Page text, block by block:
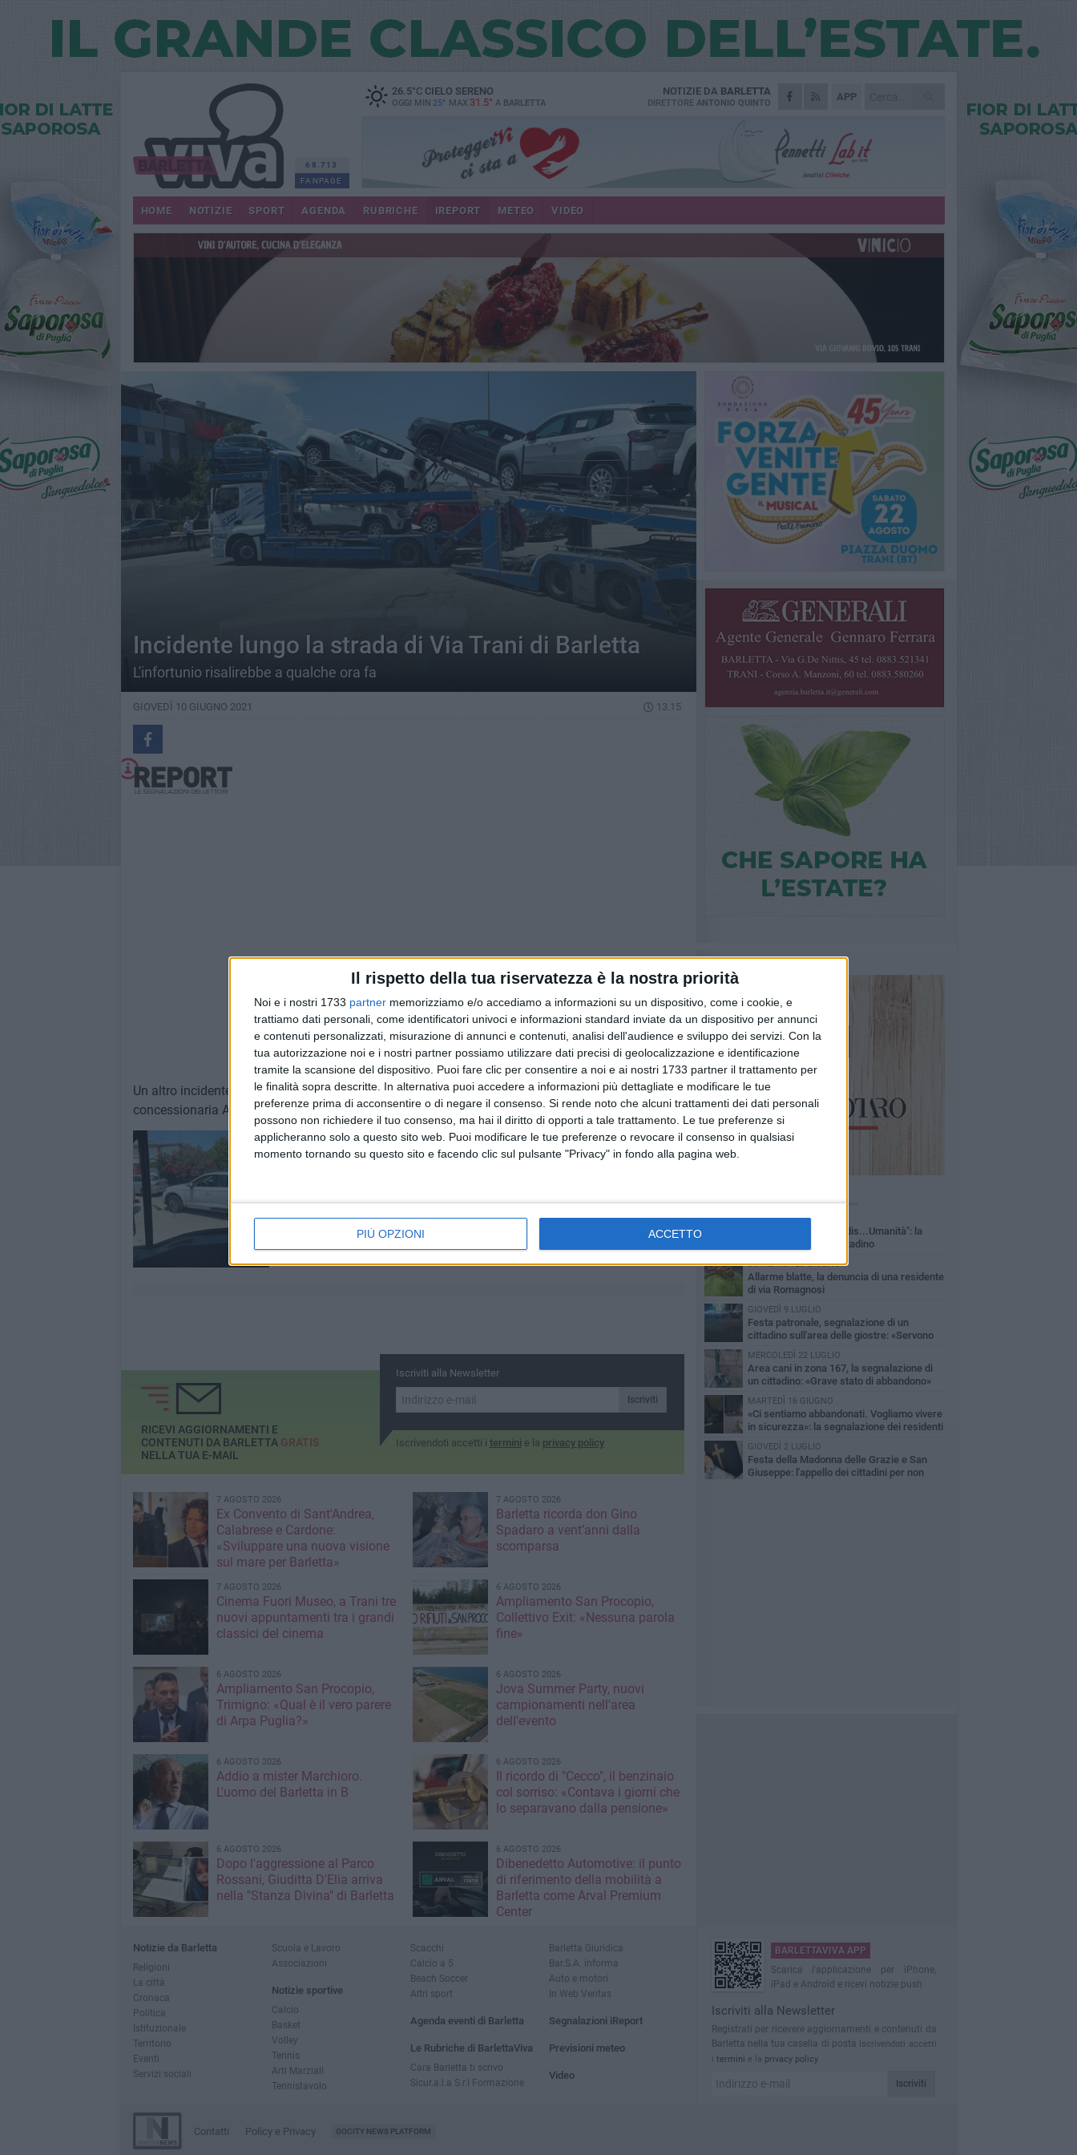
Il rispetto della tua riservatezza è la nostra priorità
Noi e i nostri 1733 partner memorizziamo e/o accediamo a informazioni su un dispositivo, come i cookie, e
trattiamo dati personali, come identificatori univoci e informazioni standard inviate da un dispositivo per annunci
e contenuti personalizzati, misurazione di annunci e contenuti, analisi dell'audience e sviluppo dei servizi. Con la
tua autorizzazione noi e i nostri partner possiamo utilizzare dati precisi di geolocalizzazione e identificazione
tramite la scansione del dispositivo. Puoi fare clic per consentire a noi e ai nostri 1733 partner il trattamento per
le finalità sopra descritte. In alternativa puoi accedere a informazioni più dettagliate e modificare le tue
preferenze prima di acconsentire o di negare il consenso. Si rende noto che alcuni trattamenti dei dati personali
possono non richiedere il tuo consenso, ma hai il diritto di opporti a tale trattamento. Le tue preferenze si
applicheranno solo a questo sito web. Puoi modificare le tue preferenze o revocare il consenso in qualsiasi
momento tornando su questo sito e facendo clic sul pulsante "Privacy" in fondo alla pagina web.
PIÙ OPZIONI ACCETTO
68.713
FANPAGE
26.5°CCIELO SERENO
OGGI MIN 25° MAX 31.5° A BARLETTA
APP
NOTIZIE DA BARLETTA
DIRETTORE ANTONIO QUINTO
HOME NOTIZIE SPORT AGENDA RUBRICHE IREPORT METEO VIDEO
Incidente lungo la strada di Via Trani di Barletta
L'infortunio risalirebbe a qualche ora fa
GIOVEDÌ 10 GIUGNO 2021 13.15
Powered by
Un altro incidente lungo la strada di Via Trani di Barletta, avvenuto nei paraggi della
concessionaria Automurgia. Sono coinvolte una bisarca e un'automobile.
Iscriviti alla Newsletter
Iscriviti
Iscrivendoti accetti i termini e la privacy policy
RICEVI AGGIORNAMENTI E
CONTENUTI DA BARLETTA GRATIS
NELLA TUA E-MAIL
7 AGOSTO 2026
Ex Convento di Sant'Andrea,
Calabrese e Cardone:
«Sviluppare una nuova visione
sul mare per Barletta»
7 AGOSTO 2026
Barletta ricorda don Gino
Spadaro a vent’anni dalla
scomparsa
7 AGOSTO 2026
Cinema Fuori Museo, a Trani tre
nuovi appuntamenti tra i grandi
classici del cinema
6 AGOSTO 2026
Ampliamento San Procopio,
Collettivo Exit: «Nessuna parola
fine»
6 AGOSTO 2026
Ampliamento San Procopio,
Trimigno: «Qual è il vero parere
di Arpa Puglia?»
6 AGOSTO 2026
Jova Summer Party, nuovi
campionamenti nell'area
dell'evento
6 AGOSTO 2026
Addio a mister Marchioro.
L'uomo del Barletta in B
6 AGOSTO 2026
Il ricordo di "Cecco", il benzinaio
col sorriso: «Contava i giorni che
lo separavano dalla pensione»
6 AGOSTO 2026
Dopo l'aggressione al Parco
Rossani, Giuditta D'Elia arriva
nella "Stanza Divina" di Barletta
6 AGOSTO 2026
Dibenedetto Automotive: il punto
di riferimento della mobilità a
Barletta come Arval Premium
Center
LUNEDÌ 15 GIUGNO
"Barletta, Parco della dis...Umanità": la
segnalazione di un cittadino
DOMENICA 28 GIUGNO
Allarme blatte, la denuncia di una residente
di via Romagnosi
GIOVEDÌ 9 LUGLIO
Festa patronale, segnalazione di un
cittadino sull'area delle giostre: «Servono
più controlli»
MERCOLEDÌ 22 LUGLIO
Area cani in zona 167, la segnalazione di
un cittadino: «Grave stato di abbandono»
MARTEDÌ 16 GIUGNO
«Ci sentiamo abbandonati. Vogliamo vivere
in sicurezza»: la segnalazione dei residenti
in Via Lattanzio
GIOVEDÌ 2 LUGLIO
Festa della Madonna delle Grazie e San
Giuseppe: l'appello dei cittadini per non
Notizie da Barletta
Religioni
La città
Cronaca
Politica
Istituzionale
Territorio
Eventi
Servizi sociali
Scuola e Lavoro
Associazioni
Notizie sportive
Calcio
Basket
Volley
Tennis
Arti Marziali
Tennistavolo
Scacchi
Calcio a 5
Beach Soccer
Altri sport
Agenda eventi di Barletta
Le Rubriche di BarlettaViva
Cara Barletta ti scrivo
Sicur.a.l.a S.r.l Formazione
Barletta Giuridica
Bar.S.A. informa
Auto e motori
In Web Veritas
Segnalazioni iReport
Previsioni meteo
Video
BARLETTAVIVA APP
Scarica l'applicazione per iPhone,
iPad e Android e ricevi notizie push
Iscriviti alla Newsletter
Registrati per ricevere aggiornamenti e contenuti da
Barletta nella tua casella di posta Iscrivendoti accetti
i termini e la privacy policy
Iscriviti
Contatti Policy e Privacy GOCITY NEWS PLATFORM